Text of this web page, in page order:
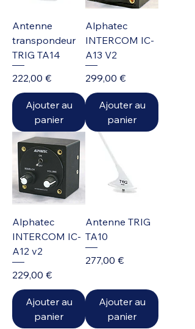
Antenne
transpondeur
TRIG TA14
Prix
222,00 €
Ajouter au
panier
Alphatec
INTERCOM IC-
A13 V2
Prix
299,00 €
Ajouter au
panier
Alphatec
INTERCOM IC-
A12 v2
Prix
229,00 €
Ajouter au
panier
Antenne TRIG
TA10
Prix
277,00 €
Ajouter au
panier